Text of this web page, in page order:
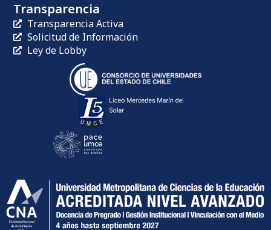
Transparencia
Transparencia Activa
Solicitud de Información
Ley de Lobby